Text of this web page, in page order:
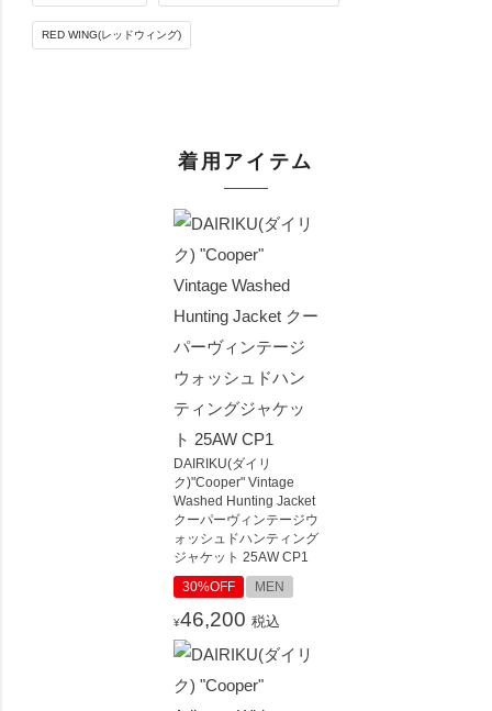
RED WING(レッドウィング)
着用アイテム
DAIRIKU(ダイリ
ク)"Cooper" Vintage
Washed Hunting Jacket
クーパーヴィンテージウ
ォッシュドハンティング
ジャケット 25AW CP1
30%OFF
MEN
¥46,200 税込